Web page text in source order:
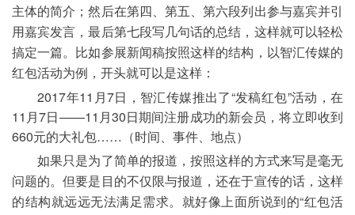
主体的简介；然后在第四、第五、第六段列出参与嘉宾并引
用嘉宾发言，最后第七段写几句话的总结，这样就可以轻松
搞定一篇。比如参展新闻稿按照这样的结构，以智汇传媒的
红包活动为例，开头就可以是这样：
	2017年11月7日，智汇传媒推出了“发稿红包”活动，在
11月7日——11月30日期间注册成功的新会员，将立即收到
660元的大礼包……（时间、事件、地点）
如果只是为了简单的报道，按照这样的方式来写是毫无
问题的。但要是目的不仅限与报道，还在于宣传的话，这样
的结构就远远无法满足需求。就好像上面所说到的“红包活